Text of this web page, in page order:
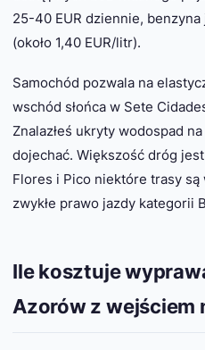
25-40 EUR dziennie,
(około 1,40 EUR/litr).
Samochód pozwala na
wschód słońca w Sete
Znalazłeś ukryty wodospad
dojechać. Większość dróg
Flores i Pico niektóre trasy
zwykłe prawo jazdy kategorii
Ile kosztuje
Azorów z wejściem